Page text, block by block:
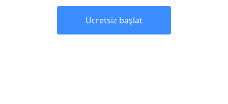
Ücretsiz başlat